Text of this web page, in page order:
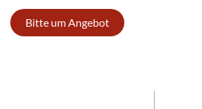
Bitte um Angebot